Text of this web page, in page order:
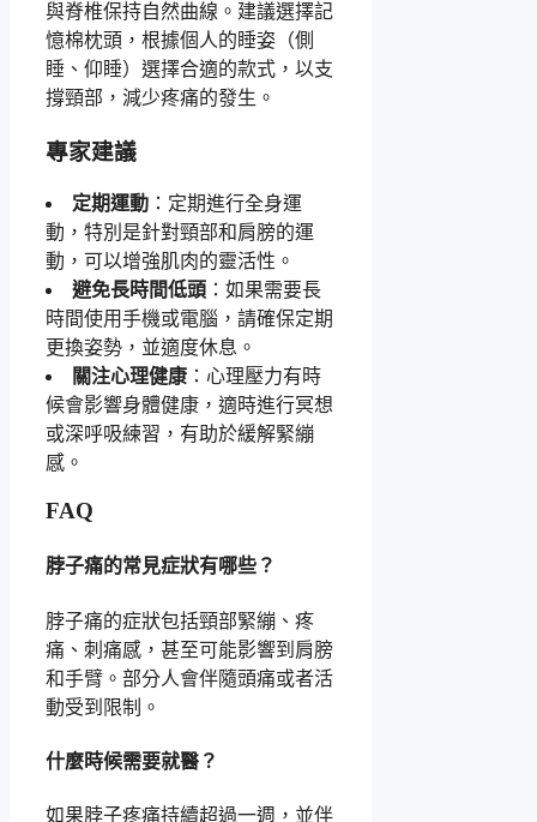
與脊椎保持自然曲線。建議選擇記
憶棉枕頭，根據個人的睡姿（側
睡、仰睡）選擇合適的款式，以支
撐頸部，減少疼痛的發生。
專家建議
定期運動 ：定期進行全身運
動，特別是針對頸部和肩膀的運
動，可以增強肌肉的靈活性。
避免長時間低頭 ：如果需要長
時間使用手機或電腦，請確保定期
更換姿勢，並適度休息。
關注心理健康 ：心理壓力有時
候會影響身體健康，適時進行冥想
或深呼吸練習，有助於緩解緊繃
感。
FAQ
脖子痛的常見症狀有哪些？
脖子痛的症狀包括頸部緊繃、疼
痛、刺痛感，甚至可能影響到肩膀
和手臂。部分人會伴隨頭痛或者活
動受到限制。
什麼時候需要就醫？
如果脖子疼痛持續超過一週，並伴